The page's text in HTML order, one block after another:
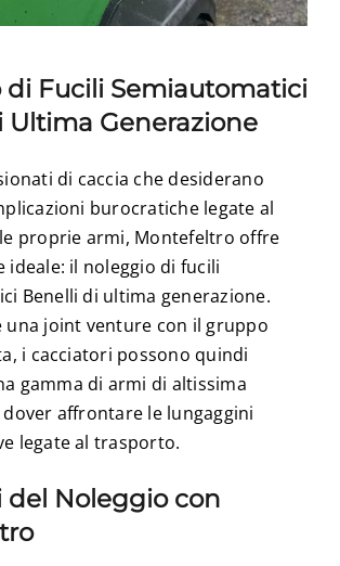
di Fucili Semiautomatici
Ultima Generazione
di caccia che desiderano
burocratiche legate al
proprie armi, Montefeltro offre
ideale: il noleggio di fucili
Benelli di ultima generazione.
una joint venture con il gruppo
i cacciatori possono quindi
gamma di armi di altissima
affrontare le lungaggini
legate al trasporto.
Noleggio con